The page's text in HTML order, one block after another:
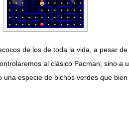
de los de toda la vida, a pesar
al clásico Pacman, sino a
especie de bichos verdes que